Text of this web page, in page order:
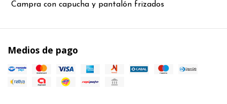
Campra con capucha y pantalón frizados
Medios de pago